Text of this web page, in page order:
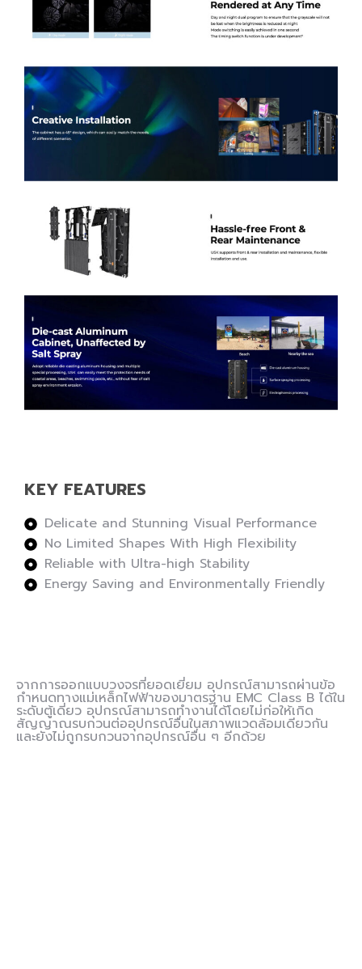
KEY FEATURES
Delicate and Stunning Visual Performance
No Limited Shapes With High Flexibility
Reliable with Ultra-high Stability
Energy Saving and Environmentally Friendly
จากการออกแบบวงจรที่ยอดเยี่ยม อุปกรณ์สามารถผ่านข้อ
กำหนดทางแม่เหล็กไฟฟ้าของมาตรฐาน EMC Class B ได้ใน
ระดับตู้เดี่ยว อุปกรณ์สามารถทำงานได้โดยไม่ก่อให้เกิด
สัญญาณรบกวนต่ออุปกรณ์อื่นในสภาพแวดล้อมเดียวกัน
และยังไม่ถูกรบกวนจากอุปกรณ์อื่น ๆ อีกด้วย